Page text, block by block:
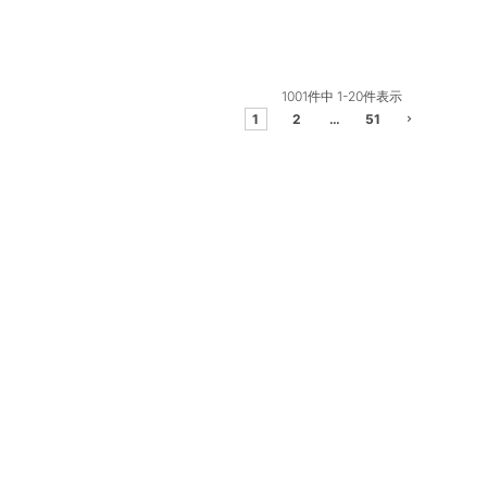
1001件中 1-20件表示
1
2 … 51